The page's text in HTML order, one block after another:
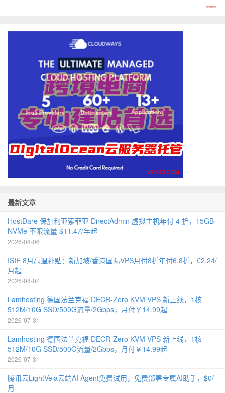
最新文章
HostDare 保加利亚索菲亚 DirectAdmin 虚拟主机年付 4 折，15GB
NVMe 不限流量 $11.47/年起
2026-08-06
ISIF 8月高温补贴：新加坡/香港国际VPS月付8折年付6.8折，€2.24/
月起
2026-08-02
Lamhosting 德国法兰克福 DECR-Zero KVM VPS 新上线，1核
512M/10G SSD/500G流量/2Gbps，月付￥14.99起
2026-07-31
Lamhosting 德国法兰克福 DECR-Zero KVM VPS 新上线，1核
512M/10G SSD/500G流量/2Gbps，月付￥14.99起
2026-07-31
腾讯云LightVela云端AI Agent免费试用，免费部署专属AI助手，$0/
月